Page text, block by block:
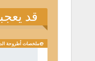
قد
@ملخصات أطروحة